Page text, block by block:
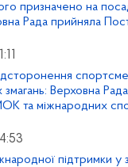
призначено на
Рада прийняла
змагань: Верховна
та міжнародних
підтримки у